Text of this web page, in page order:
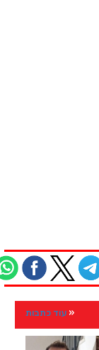
עוד כתבות